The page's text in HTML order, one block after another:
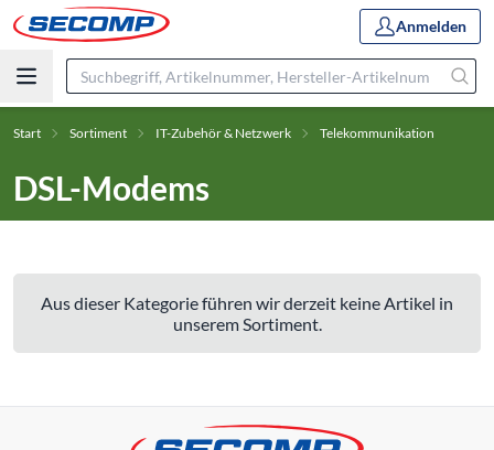
Anmelden
Start Sortiment IT-Zubehör & Netzwerk Telekommunikation
DSL-Modems
Aus dieser Kategorie führen wir derzeit keine Artikel in
unserem Sortiment.